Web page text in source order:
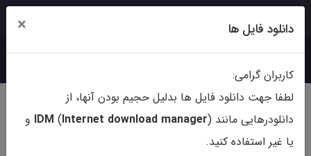
ورود ثبت‌نام
دانلود فایل ها ×
کاربران گرامی:
لطفا جهت دانلود فایل ها بدلیل حجیم بودن آنها، از
دانلودرهایی مانند (
Internet download manager
)
IDM و
یا غیر استفاده کنید.